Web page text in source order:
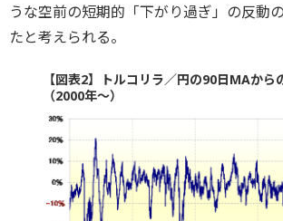
うな空前の短期的「下がり過ぎ」の反動
たと考えられる。
【図表2】トルコリラ／円の90日MAから
（2000年～）